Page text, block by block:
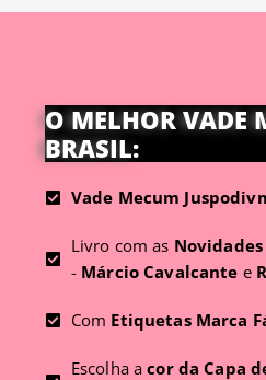
O MELHOR VADE
BRASIL:
Vade Mecum
Livro com as
- Márcio Cavalcante e
Com Etiquetas Marca
Escolha acor da Capa